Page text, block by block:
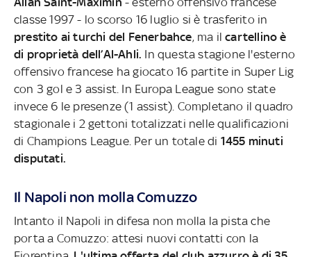
classe 1997 - lo scorso 16 luglio si è trasferito in
prestito ai turchi del Fenerbahce, ma il cartellino è
di proprietà dell’Al-Ahli. In questa stagione l'esterno
offensivo francese ha giocato 16 partite in Super Lig
con 3 gol e 3 assist. In Europa League sono state
invece 6 le presenze (1 assist). Completano il quadro
stagionale i 2 gettoni totalizzati nelle qualificazioni
di Champions League. Per un totale di 1455 minuti
disputati.
Il Napoli non molla Comuzzo
Intanto il Napoli in difesa non molla la pista che
porta a Comuzzo: attesi nuovi contatti con la